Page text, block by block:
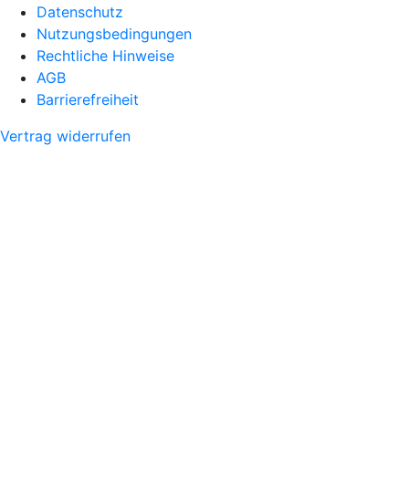
Datenschutz
Nutzungsbedingungen
Rechtliche Hinweise
AGB
Barrierefreiheit
Vertrag widerrufen